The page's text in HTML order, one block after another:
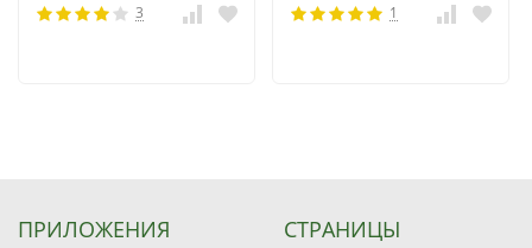
3 1
ПРИЛОЖЕНИЯ СТРАНИЦЫ